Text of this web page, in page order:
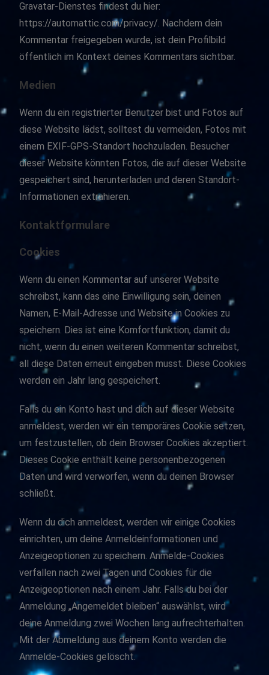
Gravatar-Dienstes findest du hier:
https://automattic.com/privacy/. Nachdem dein
Kommentar freigegeben wurde, ist dein Profilbild
öffentlich im Kontext deines Kommentars sichtbar.
Medien
Wenn du ein registrierter Benutzer bist und Fotos auf
diese Website lädst, solltest du vermeiden, Fotos mit
einem EXIF-GPS-Standort hochzuladen. Besucher
dieser Website könnten Fotos, die auf dieser Website
gespeichert sind, herunterladen und deren Standort-
Informationen extrahieren.
Kontaktformulare
Cookies
Wenn du einen Kommentar auf unserer Website
schreibst, kann das eine Einwilligung sein, deinen
Namen, E-Mail-Adresse und Website in Cookies zu
speichern. Dies ist eine Komfortfunktion, damit du
nicht, wenn du einen weiteren Kommentar schreibst,
all diese Daten erneut eingeben musst. Diese Cookies
werden ein Jahr lang gespeichert.
Falls du ein Konto hast und dich auf dieser Website
anmeldest, werden wir ein temporäres Cookie setzen,
um festzustellen, ob dein Browser Cookies akzeptiert.
Dieses Cookie enthält keine personenbezogenen
Daten und wird verworfen, wenn du deinen Browser
schließt.
Wenn du dich anmeldest, werden wir einige Cookies
einrichten, um deine Anmeldeinformationen und
Anzeigeoptionen zu speichern. Anmelde-Cookies
verfallen nach zwei Tagen und Cookies für die
Anzeigeoptionen nach einem Jahr. Falls du bei der
Anmeldung „Angemeldet bleiben“ auswählst, wird
deine Anmeldung zwei Wochen lang aufrechterhalten.
Mit der Abmeldung aus deinem Konto werden die
Anmelde-Cookies gelöscht.